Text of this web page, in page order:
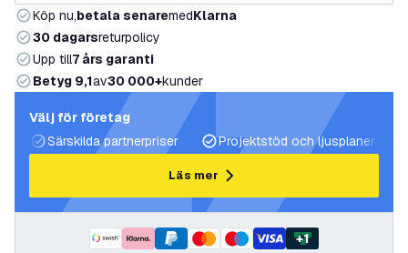
Köp nu,betala senaremedKlarna
30 dagarsreturpolicy
Upp till7 års garanti
Betyg 9,1av30 000+kunder
Välj för företag
Särskilda partnerpriser
Projektstöd och ljusplaner
Läs mer
+1